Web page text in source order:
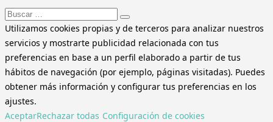
Buscar:
Utilizamos cookies propias y de terceros para analizar nuestros
servicios y mostrarte publicidad relacionada con tus
preferencias en base a un perfil elaborado a partir de tus
hábitos de navegación (por ejemplo, páginas visitadas). Puedes
obtener más información y configurar tus preferencias en los
ajustes.
AceptarRechazar todas Configuración de cookies